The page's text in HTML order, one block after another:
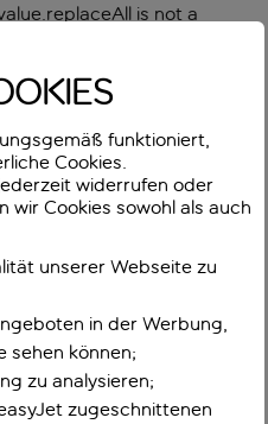
is not a
funktioniert,
Cookies.
widerrufen oder
wir Cookies sowohl als auch
unserer Webseite zu
in der Werbung,
sehen können;
zu analysieren;
zugeschnittenen